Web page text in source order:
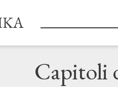
περιεχόμενο
Capitoli